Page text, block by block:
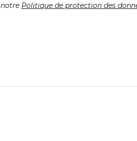
notre Politique de protection des